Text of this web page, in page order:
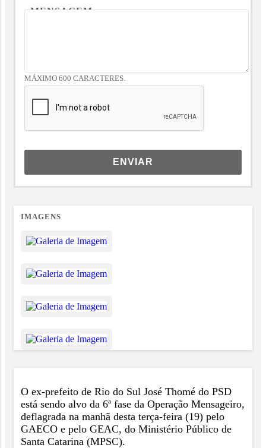
MENSAGEM
MÁXIMO 600 CARACTERES.
ENVIAR
IMAGENS
O ex-prefeito de Rio do Sul José Thomé do PSD
está sendo alvo da 6ª fase da Operação Mensageiro,
deflagrada na manhã desta terça-feira (19) pelo
GAECO e pelo GEAC, do Ministério Público de
Santa Catarina (MPSC).